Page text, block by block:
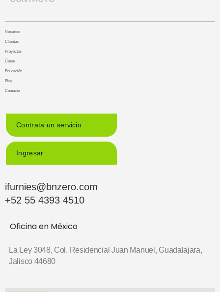
Nosotros
Clientes
Proyectos
Únete
Educación
Blog
Contacto
Contrata un servicio
Ingresar
ifurnies@bnzero.com
+52 55 4393 4510
Oficina en México
La Ley 3048, Col. Residencial Juan Manuel, Guadalajara,
Jalisco 44680